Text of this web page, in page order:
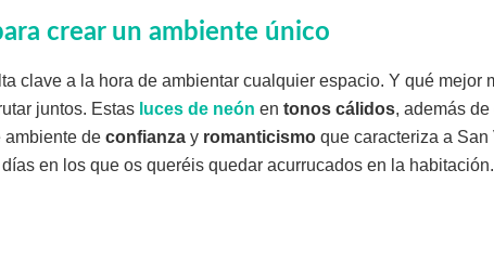
crear un ambiente único
clave a la hora de ambientar cualquier espacio. Y qué mejor
juntos. Estas luces de neón en tonos cálidos, además
ambiente de confianza y romanticismo que caracteriza a San
en los que os queréis quedar acurrucados en la habitación.